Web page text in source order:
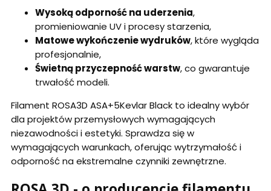
Wysoką odporność na uderzenia,
promieniowanie UV i procesy starzenia,
Matowe wykończenie wydruków, które wygląda
profesjonalnie,
Świetną przyczepność warstw, co gwarantuje
trwałość modeli.
Filament ROSA3D ASA+5Kevlar Black to idealny wybór
dla projektów przemysłowych wymagających
niezawodności i estetyki. Sprawdza się w
wymagających warunkach, oferując wytrzymałość i
odporność na ekstremalne czynniki zewnętrzne.